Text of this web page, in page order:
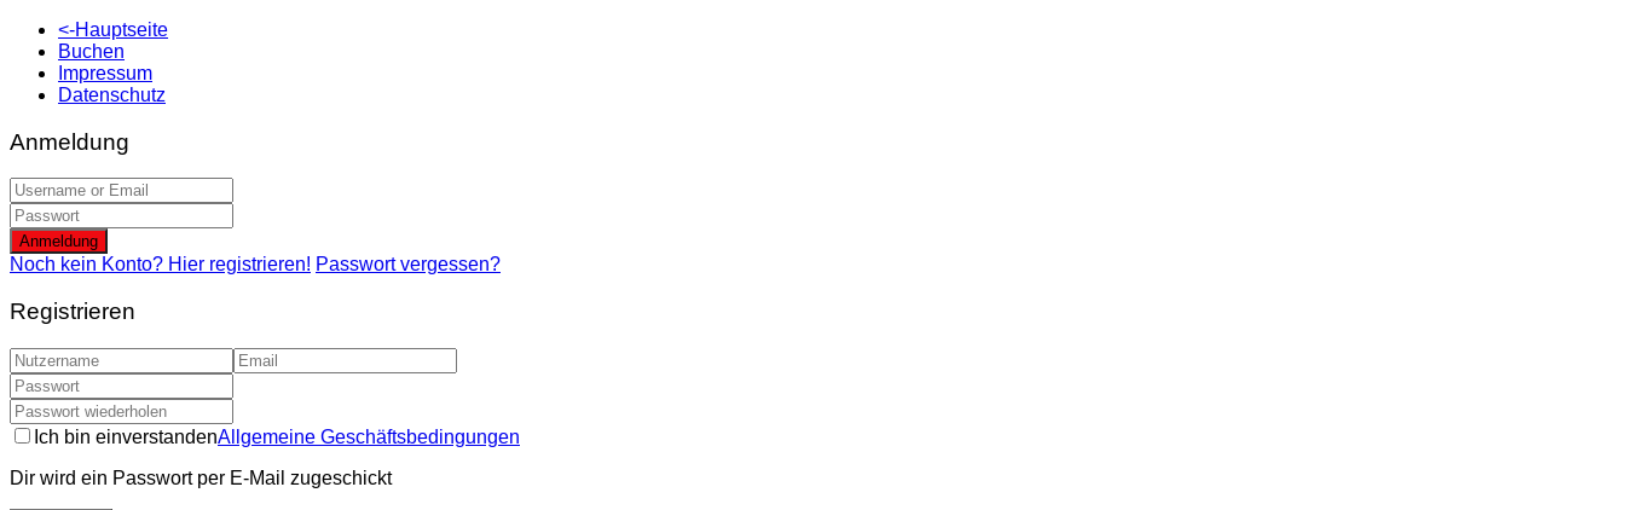
<-Hauptseite
Buchen
Impressum
Datenschutz
Anmeldung
Anmeldung
Noch kein Konto? Hier registrieren! Passwort vergessen?
Registrieren
Ich bin einverstandenAllgemeine Geschäftsbedingungen
Dir wird ein Passwort per E-Mail zugeschickt